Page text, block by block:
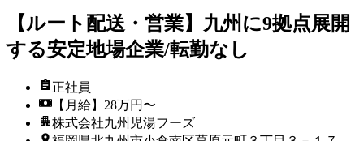
【ルート配送・営業】九州に9拠点展開
する安定地場企業/転勤なし
正社員
【月給】28万円〜
株式会社九州児湯フーズ